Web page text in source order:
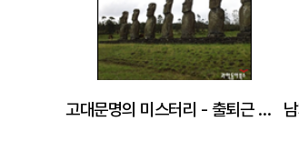
고대문명의 미스터리 - 출퇴근 한뼘지식 시리즈 by 과학동아 118